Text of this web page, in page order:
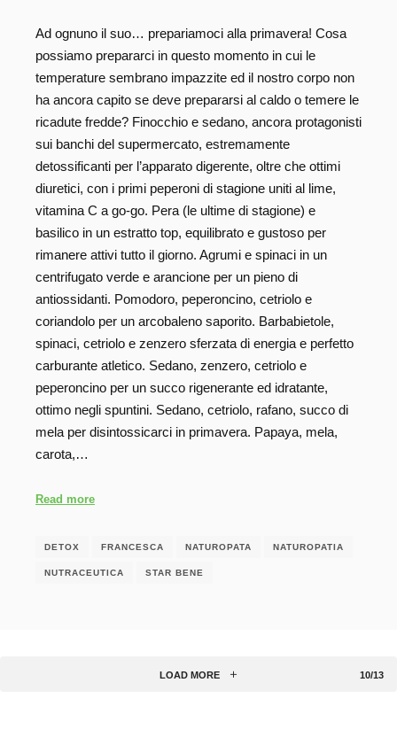
Ad ognuno il suo… prepariamoci alla primavera! Cosa
possiamo prepararci in questo momento in cui le
temperature sembrano impazzite ed il nostro corpo non
ha ancora capito se deve prepararsi al caldo o temere le
ricadute fredde? Finocchio e sedano, ancora protagonisti
sui banchi del supermercato, estremamente
detossificanti per l’apparato digerente, oltre che ottimi
diuretici, con i primi peperoni di stagione uniti al lime,
vitamina C a go-go. Pera (le ultime di stagione) e
basilico in un estratto top, equilibrato e gustoso per
rimanere attivi tutto il giorno. Agrumi e spinaci in un
centrifugato verde e arancione per un pieno di
antiossidanti. Pomodoro, peperoncino, cetriolo e
coriandolo per un arcobaleno saporito. Barbabietole,
spinaci, cetriolo e zenzero sferzata di energia e perfetto
carburante atletico. Sedano, zenzero, cetriolo e
peperoncino per un succo rigenerante ed idratante,
ottimo negli spuntini. Sedano, cetriolo, rafano, succo di
mela per disintossicarci in primavera. Papaya, mela,
carota,…
Read more
DETOX FRANCESCA NATUROPATA NATUROPATIA
NUTRACEUTICA STAR BENE
LOAD MORE 10/13